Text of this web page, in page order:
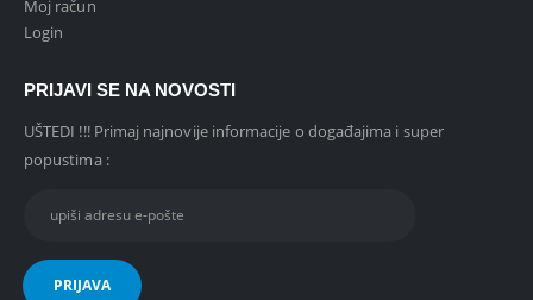
Moj račun
Login
PRIJAVI SE NA NOVOSTI
UŠTEDI !!! Primaj najnovije informacije o događajima i super
popustima :